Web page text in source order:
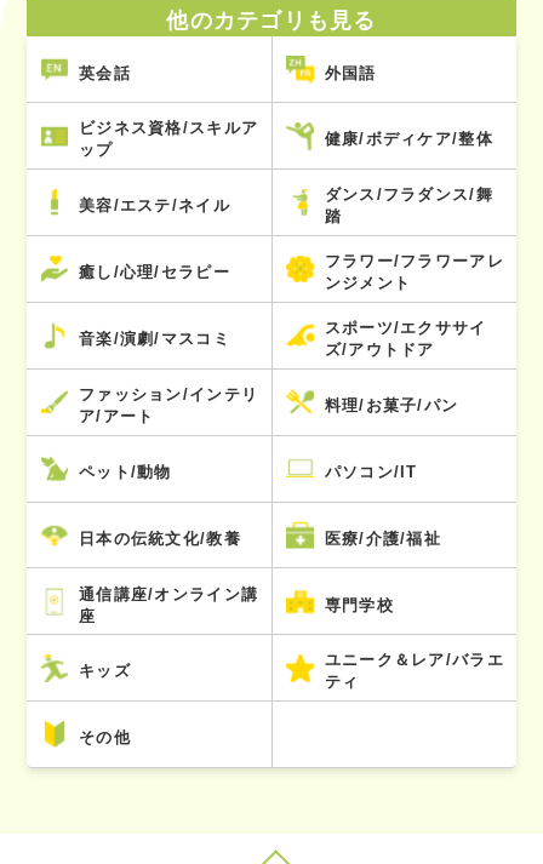
他のカテゴリも見る
英会話 外国語
ビジネス資格/スキルア
ップ
健康/ボディケア/整体
美容/エステ/ネイル
ダンス/フラダンス/舞
踏
癒し/心理/セラピー
フラワー/フラワーアレ
ンジメント
音楽/演劇/マスコミ
スポーツ/エクササイ
ズ/アウトドア
ファッション/インテリ
ア/アート
料理/お菓子/パン
ペット/動物 パソコン/IT
日本の伝統文化/教養 医療/介護/福祉
通信講座/オンライン講
座
専門学校
キッズ
ユニーク＆レア/バラエ
ティ
その他